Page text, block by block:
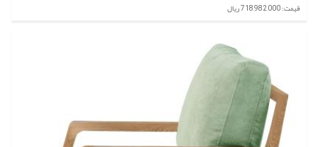
قیمت: 718,982,000 ریال